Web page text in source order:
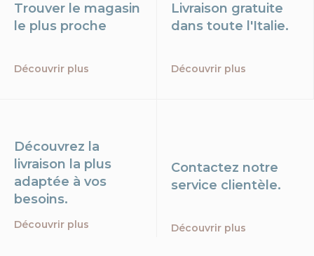
Trouver le magasin
le plus proche
Découvrir plus
Livraison gratuite
dans toute l'Italie.
Découvrir plus
Découvrez la
livraison la plus
adaptée à vos
besoins.
Découvrir plus
Contactez notre
service clientèle.
Découvrir plus